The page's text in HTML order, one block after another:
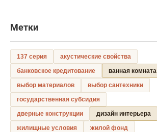
Метки
137 серия
акустические свойства
банковское кредитование
ванная комната
выбор материалов
выбор сантехники
государственная субсидия
дверные конструкции
дизайн интерьера
жилищные условия
жилой фонд